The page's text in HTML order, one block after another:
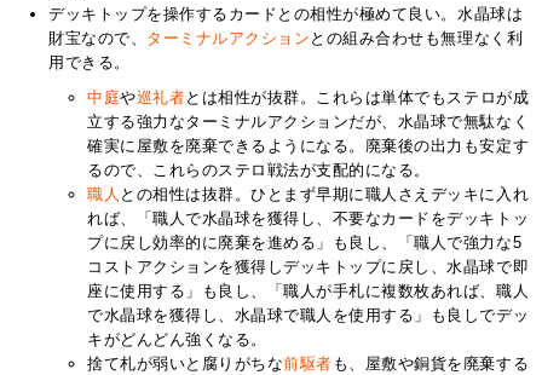
デッキトップを操作するカードとの相性が極めて良い。水晶球は
財宝なので、 ターミナルアクション との組み合わせも無理なく利
用できる。
中庭や巡礼者とは相性が抜群。これらは単体でもステロが成
立する強力なターミナルアクションだが、水晶球で無駄なく
確実に屋敷を廃棄できるようになる。廃棄後の出力も安定す
るので、これらのステロ戦法が支配的になる。
職人 との相性は抜群。ひとまず早期に職人さえデッキに入れ
れば、「職人で水晶球を獲得し、不要なカードをデッキトッ
プに戻し効率的に廃棄を進める」も良し、「職人で強力な5
コストアクションを獲得しデッキトップに戻し、水晶球で即
座に使用する」も良し、「職人が手札に複数枚あれば、職人
で水晶球を獲得し、水晶球で職人を使用する」も良しでデッ
キがどんどん強くなる。
捨て札が弱いと腐りがちな前駆者 も、屋敷や銅貨を廃棄する